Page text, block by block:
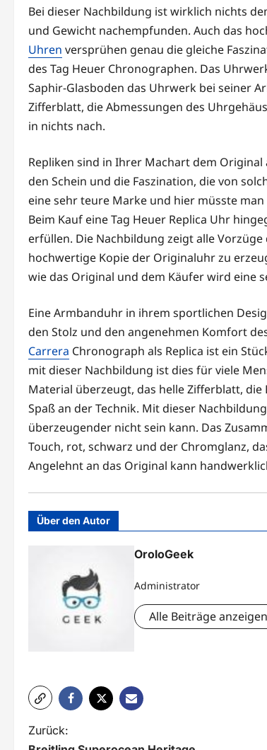
Bei dieser Nachbildung ist wirklich nichts
und Gewicht nachempfunden. Auch das
Uhren versprühen genau die gleiche
des Tag Heuer Chronographen. Das
Saphir-Glasboden das Uhrwerk bei seiner
Zifferblatt, die Abmessungen des
in nichts nach.
Repliken sind in Ihrer Machart dem
den Schein und die Faszination, die von
eine sehr teure Marke und hier müsste
Beim Kauf eine Tag Heuer Replica Uhr
erfüllen. Die Nachbildung zeigt alle
hochwertige Kopie der Originaluhr zu
wie das Original und dem Käufer wird eine
Eine Armbanduhr in ihrem sportlichen
den Stolz und den angenehmen Komfort
Carrera Chronograph als Replica ist ein
mit dieser Nachbildung ist dies für viele
Material überzeugt, das helle Zifferblatt,
Spaß an der Technik. Mit dieser
überzeugender nicht sein kann. Das
Touch, rot, schwarz und der Chromglanz,
Angelehnt an das Original kann
Über den Autor
OroloGeek
Administrator
Alle Beiträge anzeigen
B
Zurück: